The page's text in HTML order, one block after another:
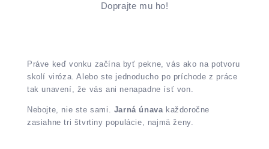
Doprajte mu ho!
Práve keď vonku začína byť pekne, vás ako na potvoru
skolí viróza. Alebo ste jednoducho po príchode z práce
tak unavení, že vás ani nenapadne ísť von.
Nebojte, nie ste sami. Jarná únava každoročne
zasiahne tri štvrtiny populácie, najmä ženy.